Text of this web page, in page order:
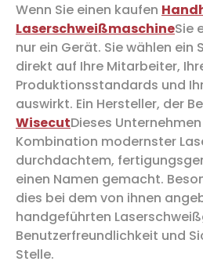
Wenn Sie einen kaufen
LaserschweißmaschineSie
nur ein Gerät. Sie wählen ein
direkt auf Ihre Mitarbeiter,
Produktionsstandards und
auswirkt. Ein Hersteller, der
WisecutDieses
Kombination modernster
durchdachtem,
einen Namen gemacht.
dies bei dem von ihnen
handgeführten
Benutzerfreundlichkeit und
Stelle.